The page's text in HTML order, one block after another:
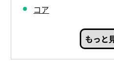
コア
もっと